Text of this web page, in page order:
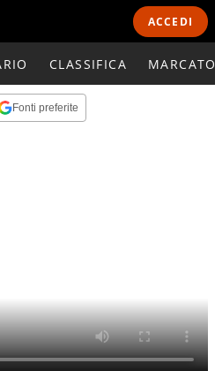
ACCEDI
CLASSIFICA
Fonti preferite